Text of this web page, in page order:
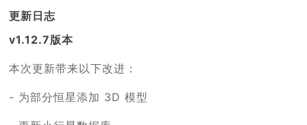
更新日志
v1.12.7版本
本次更新带来以下改进：
- 为部分恒星添加 3D 模型